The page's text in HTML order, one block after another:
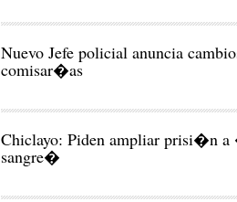
Nuevo Jefe policial anuncia
comisar�as
Chiclayo: Piden ampliar prisi�n a
sangre�